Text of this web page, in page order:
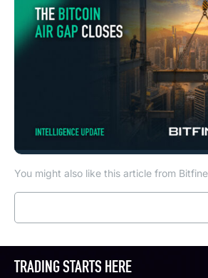
You might also like this article from
TRADING STARTS HERE